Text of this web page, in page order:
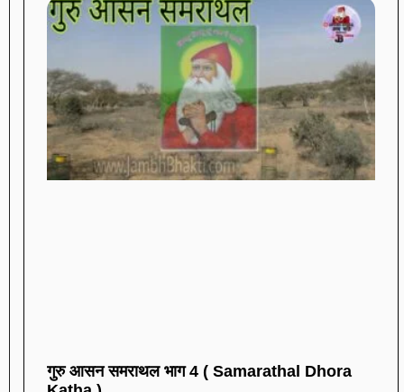
गुरु आसन समराथल भाग 4 ( Samarathal Dhora